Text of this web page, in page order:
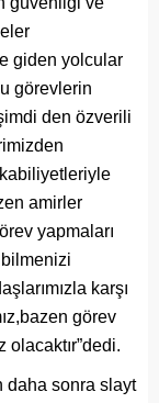
giden yolcular
görevlerin
den özverili
amirler
yapmaları
karşı
görev
daha sonra slayt